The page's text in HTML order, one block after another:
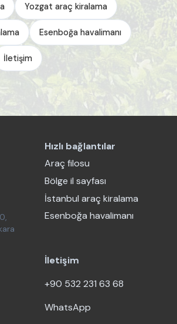
Yozgat araç kiralama
Esenboğa havalimanı
İletişim
Hızlı bağlantılar
Araç filosu
Bölge il sayfası
İstanbul araç kiralama
Esenboğa havalimanı
İletişim
+90 532 231 63 68
WhatsApp